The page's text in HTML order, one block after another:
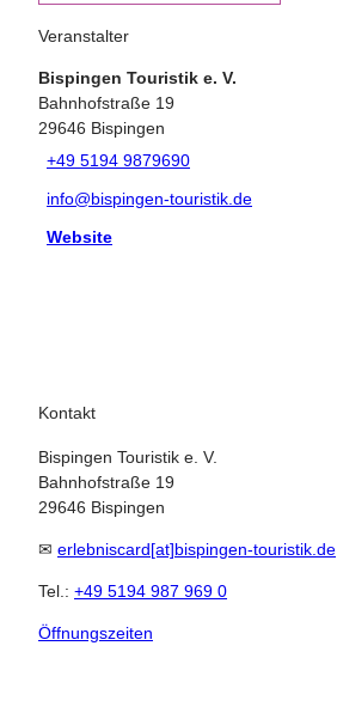
Veranstalter
Bispingen Touristik e. V.
Bahnhofstraße 19
29646 Bispingen
+49 5194 9879690
info@bispingen-touristik.de
Website
Kontakt
Bispingen Touristik e. V.
Bahnhofstraße 19
29646 Bispingen
✉ erlebniscard[at]bispingen-touristik.de
Tel.: +49 5194 987 969 0
Öffnungszeiten